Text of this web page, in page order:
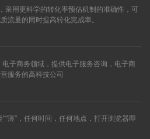
采用更科学的转化率预估机制的准确性，可
流量的同时提高转化完成率。
子商务领域，提供电子服务咨询，电子商
服务的高科技公司
薄”，任何时间，任何地点，打开浏览器即